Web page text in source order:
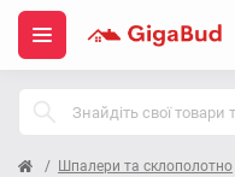
Шпалери та склополотно